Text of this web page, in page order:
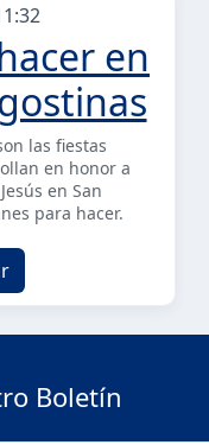
en
las fiestas
en honor a
en San
para hacer.
Boletín